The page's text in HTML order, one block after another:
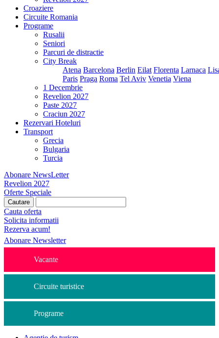
Croaziere
Circuite Romania
Programe
Rusalii
Seniori
Parcuri de distractie
City Break
Atena Barcelona Berlin Eilat Florenta Larnaca
Paris Praga Roma Tel Aviv Venetia Viena
1 Decembrie
Revelion 2027
Paste 2027
Craciun 2027
Rezervari Hoteluri
Transport
Grecia
Bulgaria
Turcia
Abonare NewsLetter
Revelion 2027
Oferte Speciale
Cauta oferta
Solicita informatii
Rezerva acum!
Abonare Newsletter
Vacante
Circuite turistice
Programe